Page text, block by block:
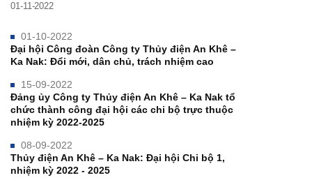
01-11-2022
01-10-2022
Đại hội Công đoàn Công ty Thủy điện An Khê –
Ka Nak: Đổi mới, dân chủ, trách nhiệm cao
15-09-2022
Đảng ủy Công ty Thủy điện An Khê – Ka Nak tổ
chức thành công đại hội các chi bộ trực thuộc
nhiệm kỳ 2022-2025
08-09-2022
Thủy điện An Khê – Ka Nak: Đại hội Chi bộ 1,
nhiệm kỳ 2022 - 2025